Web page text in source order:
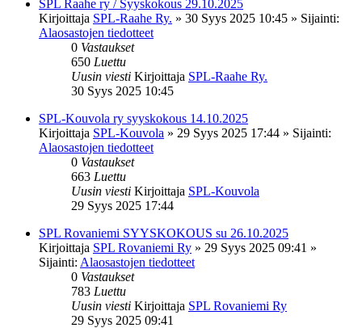
SPL Raahe ry / Syyskokous 29.10.2025
Kirjoittaja SPL-Raahe Ry. » 30 Syys 2025 10:45 » Sijainti:
Alaosastojen tiedotteet
0 Vastaukset
650 Luettu
Uusin viesti Kirjoittaja SPL-Raahe Ry.
30 Syys 2025 10:45
SPL-Kouvola ry syyskokous 14.10.2025
Kirjoittaja SPL-Kouvola » 29 Syys 2025 17:44 » Sijainti:
Alaosastojen tiedotteet
0 Vastaukset
663 Luettu
Uusin viesti Kirjoittaja SPL-Kouvola
29 Syys 2025 17:44
SPL Rovaniemi SYYSKOKOUS su 26.10.2025
Kirjoittaja SPL Rovaniemi Ry » 29 Syys 2025 09:41 »
Sijainti: Alaosastojen tiedotteet
0 Vastaukset
783 Luettu
Uusin viesti Kirjoittaja SPL Rovaniemi Ry
29 Syys 2025 09:41